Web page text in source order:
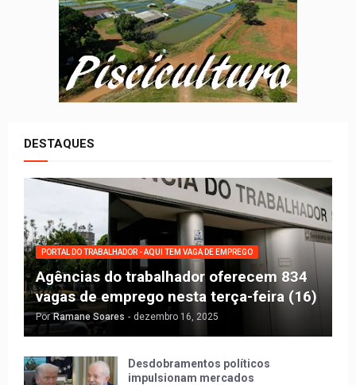
DESTAQUES
PORTAL DO TRABALHADOR - AQUI TEM VAGA DE EMPREGO
Agências do trabalhador oferecem 834
vagas de emprego nesta terça-feira (16)
Por Ramane Soares - dezembro 16, 2025
Desdobramentos políticos
impulsionam mercados